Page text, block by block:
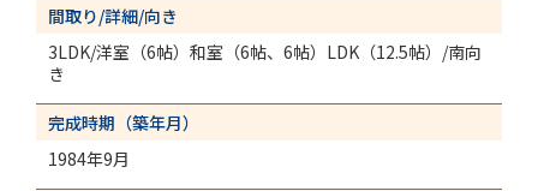
間取り/詳細/向き
3LDK/洋室（6帖）和室（6帖、6帖）LDK（12.5帖）/南向
き
完成時期（築年月）
1984年9月